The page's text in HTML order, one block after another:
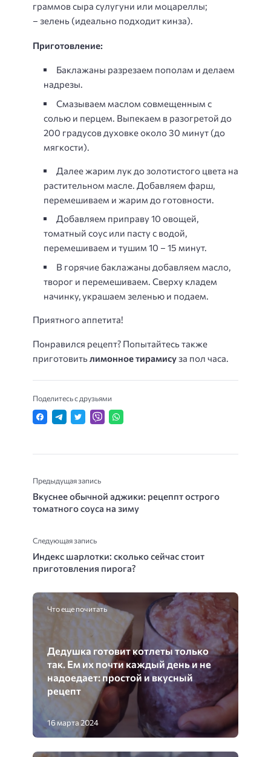
граммов сыра сулугуни или моцареллы;
– зелень (идеально подходит кинза).
Приготовление:
Баклажаны разрезаем пополам и делаем
надрезы.
Смазываем маслом совмещенным с
солью и перцем. Выпекаем в разогретой до
200 градусов духовке около 30 минут (до
мягкости).
Далее жарим лук до золотистого цвета на
растительном масле. Добавляем фарш,
перемешиваем и жарим до готовности.
Добавляем приправу 10 овощей,
томатный соус или пасту с водой,
перемешиваем и тушим 10 – 15 минут.
В горячие баклажаны добавляем масло,
творог и перемешиваем. Сверху кладем
начинку, украшаем зеленью и подаем.
Приятного аппетита!
Понравился рецепт? Попытайтесь также
приготовитьлимонное тирамисуза пол часа.
Поделитесь с друзьями
Предыдущая запись
Вкуснее обычной аджики: рецеппт острого
томатного соуса на зиму
Следующая запись
Индекс шарлотки: сколько сейчас стоит
приготовления пирога?
Что еще почитать
Дедушка готовит котлеты только
так. Ем их почти каждый день и не
надоедает: простой и вкусный
рецепт
16 марта 2024